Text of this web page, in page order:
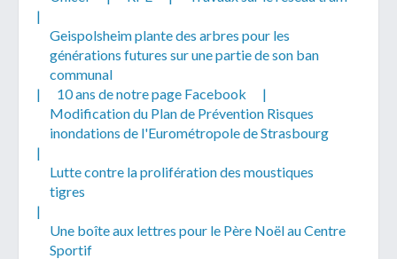
|
Geispolsheim plante des arbres pour les
générations futures sur une partie de son ban
communal
|
10 ans de notre page Facebook
|
Modification du Plan de Prévention Risques
inondations de l'Eurométropole de Strasbourg
|
Lutte contre la prolifération des moustiques
tigres
|
Une boîte aux lettres pour le Père Noël au Centre
Sportif